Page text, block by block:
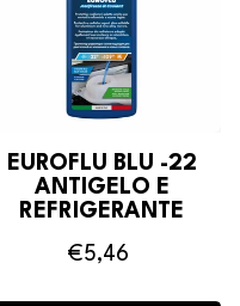
EUROFLU BLU -22
ANTIGELO E
REFRIGERANTE
€5,46